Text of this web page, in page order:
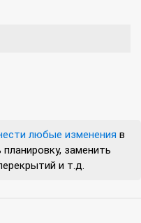
любые изменения в
заменить
и т.д.